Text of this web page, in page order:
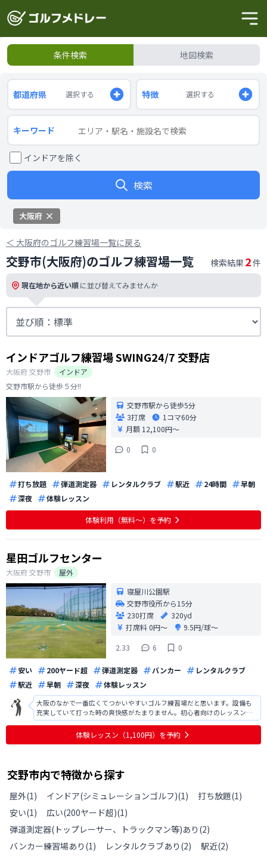
条件検索 地図検索
都道府県 選択する 特徴 選択する
キーワード
インドアを除く
検索
大阪府
＜ 大阪府のゴルフ練習場一覧に戻る
交野市(大阪府)のゴルフ練習場一覧 検索結果 2件
現在地から近い順に並び替えてみませんか
インドアゴルフ練習場 SWING24/7 交野店
大阪府交野市
インドア
交野市駅から徒歩５分!!
交野市駅から徒歩5分
3打席
1コマ60分
月額 12,100円〜
0
0
打ち放題 弾道測定器 レンタルクラブ 駅近 24時間
早朝
深夜
体験レッスン
体験利用（無料〜）を予約
星田ゴルフセンター
大阪府交野市
屋外
寝屋川公園駅
交野市役所から15分
230打席
320yd
打席料0円〜
9.5円/球〜
2.33
6 0
安い 200ヤード超 弾道測定器 バンカー
レンタルクラブ
駅近
早朝 深夜 体験レッスン
大阪のなかで一番広くてつかいやすいゴルフ練習場だと思います。設備も
充実していて打った時の爽快感がたまりません。初心者向けのレッスンも
いろいろと取り揃えていて県外からも練習に来る人がいるほどです。大阪
に住んでいる方は一度行ってみてください。
体験レッスン（1,100円）を予約
交野市内で特徴から探す
屋外(1) インドア(シミュレーションゴルフ)(1) 打ち放題(1)
安い(1) 広い(200ヤード超)(1)
弾道測定器(トップレーサー、トラックマン等)あり (2)
バンカー練習場あり (1) レンタルクラブあり (2) 駅近(2)